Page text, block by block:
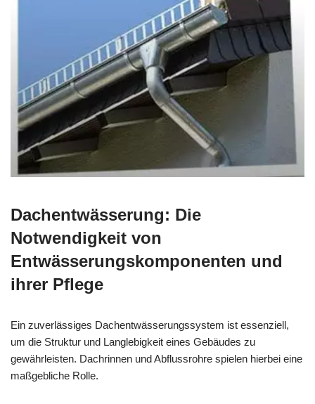
Dachentwässerung: Die
Notwendigkeit von
Entwässerungskomponenten und
ihrer Pflege
Ein zuverlässiges Dachentwässerungssystem ist essenziell,
um die Struktur und Langlebigkeit eines Gebäudes zu
gewährleisten. Dachrinnen und Abflussrohre spielen hierbei eine
maßgebliche Rolle.